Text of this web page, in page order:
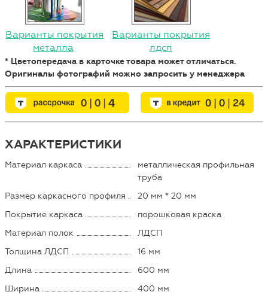
Варианты покрытия
металла
Варианты покрытия
лдсп
* Цветопередача в карточке товара может отличаться.
Оригиналы фотографий можно запросить у менеджера
ХАРАКТЕРИСТИКИ
Материал каркаса
металлическая профильная
труба
Размер каркасного профиля
20 мм * 20 мм
Покрытие каркаса
порошковая краска
Материал полок
ЛДСП
Толщина ЛДСП
16 мм
Длина
600 мм
Ширина
400 мм